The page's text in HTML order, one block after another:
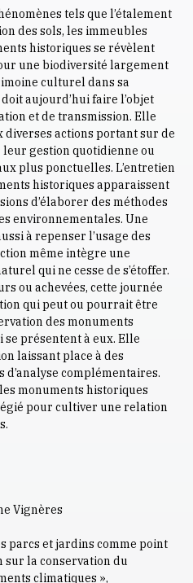
tels que l’étalement
des sols, les immeubles
historiques se révèlent
une biodiversité largement
culturel dans sa
aujourd’hui faire l’objet
et de transmission. Elle
actions portant sur de
leur gestion quotidienne ou
plus ponctuelles. L’entretien
historiques apparaissent
d’élaborer des méthodes
environnementales. Une
à repenser l’usage des
même intègre une
qui ne cesse de s’étoffer.
ou achevées, cette journée
qui peut ou pourrait être
des monuments
présentent à eux. Elle
laissant place à des
complémentaires.
monuments historiques
pour cultiver une relation
Vignères
parcs et jardins comme point
la conservation du
climatiques »,